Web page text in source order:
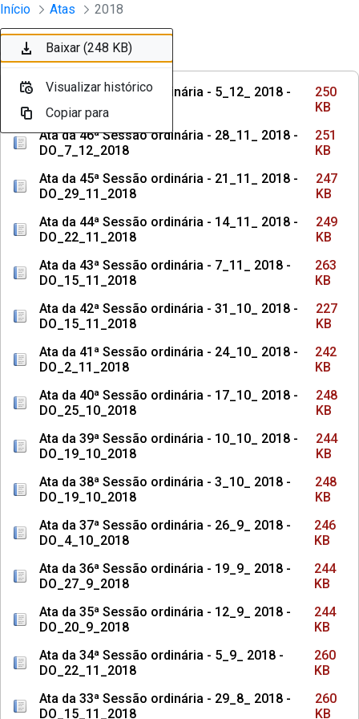
Pular para o Conteúdo principal
Sessões e Reuniões - Documentos
Início Atas 2018
Ordenar Filtro
Ata da 47ª Sessão ordinária - 5_12_ 2018 -
DO_13_12_2018
250
KB
Ata da 46ª Sessão ordinária - 28_11_ 2018 -
DO_7_12_2018
251
KB
Ata da 45ª Sessão ordinária - 21_11_ 2018 -
DO_29_11_2018
247
KB
Ata da 44ª Sessão ordinária - 14_11_ 2018 -
DO_22_11_2018
249
KB
Ata da 43ª Sessão ordinária - 7_11_ 2018 -
DO_15_11_2018
263
KB
Ata da 42ª Sessão ordinária - 31_10_ 2018 -
DO_15_11_2018
227
KB
Ata da 41ª Sessão ordinária - 24_10_ 2018 -
DO_2_11_2018
242
KB
Ata da 40ª Sessão ordinária - 17_10_ 2018 -
DO_25_10_2018
248
KB
Ata da 39ª Sessão ordinária - 10_10_ 2018 -
DO_19_10_2018
244
KB
Ata da 38ª Sessão ordinária - 3_10_ 2018 -
DO_19_10_2018
248
KB
Ata da 37ª Sessão ordinária - 26_9_ 2018 -
DO_4_10_2018
246
KB
Ata da 36ª Sessão ordinária - 19_9_ 2018 -
DO_27_9_2018
244
KB
Ata da 35ª Sessão ordinária - 12_9_ 2018 -
DO_20_9_2018
244
KB
Ata da 34ª Sessão ordinária - 5_9_ 2018 -
DO_22_11_2018
260
KB
Ata da 33ª Sessão ordinária - 29_8_ 2018 -
DO_15_11_2018
260
KB
Baixar (250 KB)
Visualizar histórico
Copiar para
Baixar (251 KB)
Visualizar histórico
Copiar para
Baixar (247 KB)
Visualizar histórico
Copiar para
Baixar (249 KB)
Visualizar histórico
Copiar para
Baixar (263 KB)
Visualizar histórico
Copiar para
Baixar (227 KB)
Visualizar histórico
Copiar para
Baixar (242 KB)
Visualizar histórico
Copiar para
Baixar (248 KB)
Visualizar histórico
Copiar para
Baixar (244 KB)
Visualizar histórico
Copiar para
Baixar (248 KB)
Visualizar histórico
Copiar para